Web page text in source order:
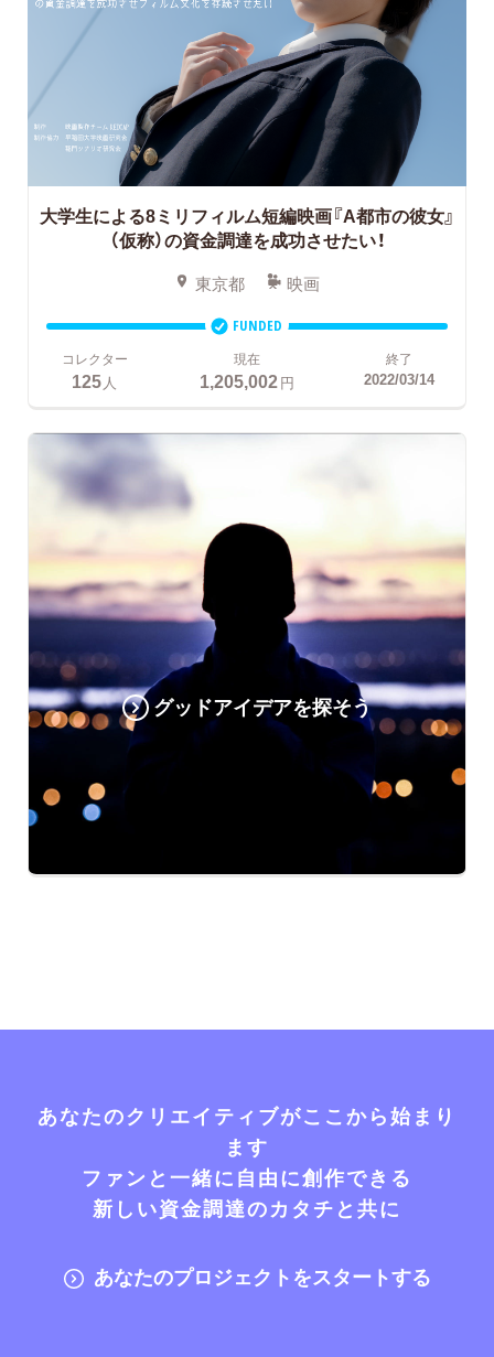
大学生による8ミリフィルム短編映画『A都市の彼女』
（仮称）の資金調達を成功させたい！
東京都 映画
FUNDED
コレクター
125 人
現在
1,205,002円
終了
2022/03/14
グッドアイデアを探そう
あなたのクリエイティブがここから始まり
ます
ファンと一緒に自由に創作できる
新しい資金調達のカタチと共に
あなたのプロジェクトをスタートする